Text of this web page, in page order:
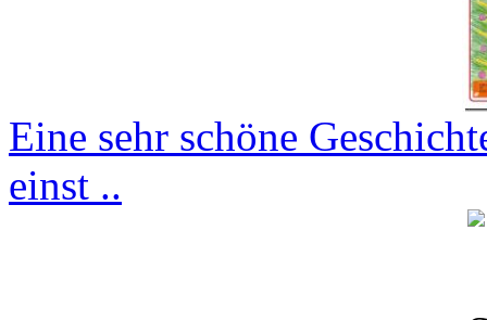
Eine sehr schöne
einst ..